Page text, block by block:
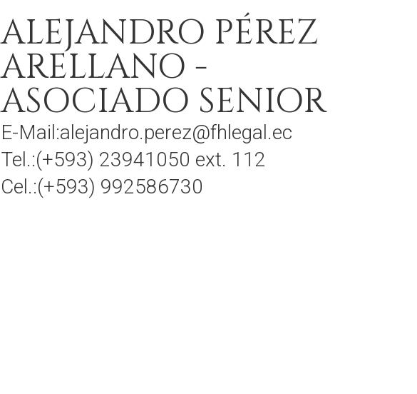
ALEJANDRO PÉREZ
ARELLANO -
ASOCIADO SENIOR
E-Mail:alejandro.perez@fhlegal.ec
Tel.:(+593) 23941050 ext. 112
Cel.:(+593) 992586730